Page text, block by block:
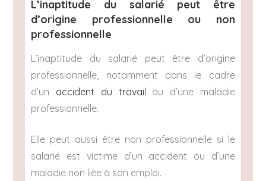
L’inaptitude du salarié peut être
d’origine professionnelle ou non
professionnelle
L’inaptitude du salarié peut être d’origine
professionnelle, notamment dans le cadre
d’un accident du travail ou d’une maladie
professionnelle.
Elle peut aussi être non professionnelle si le
salarié est victime d’un accident ou d’une
maladie non liée à son emploi.